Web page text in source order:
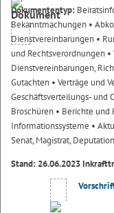
Dokumententyp:
Bekanntmachungen •
Dienstvereinbarungen •
und Rechtsverordnungen
Dienstvereinbarungen,
Gutachten • Verträge und
Geschäftsverteilungs- und
Broschüren • Berichte und
Informationssysteme •
Senat, Magistrat,
Stand: 26.06.2023